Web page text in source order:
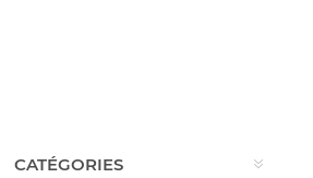
CATÉGORIES